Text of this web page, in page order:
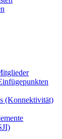
(Konnektivität)